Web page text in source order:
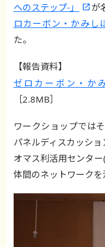
へのステップ-」
が
ロカーボン・かみし
た。
【報告資料】
ゼロカーボン・か
［2.8MB］
ワークショップでは
パネルディスカッシ
オマス利活用センタ
体間のネットワークを